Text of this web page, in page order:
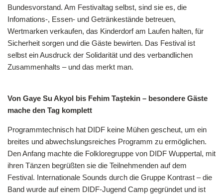
Bundesvorstand. Am Festivaltag selbst, sind sie es, die
Infomations-, Essen- und Getränkestände betreuen,
Wertmarken verkaufen, das Kinderdorf am Laufen halten, für
Sicherheit sorgen und die Gäste bewirten. Das Festival ist
selbst ein Ausdruck der Solidarität und des verbandlichen
Zusammenhalts – und das merkt man.
Von Gaye Su Akyol bis Fehim Taştekin – besondere Gäste
mache den Tag komplett
Programmtechnisch hat DIDF keine Mühen gescheut, um ein
breites und abwechslungsreiches Programm zu ermöglichen.
Den Anfang machte die Folkloregruppe von DIDF Wuppertal, mit
ihren Tänzen begrüßten sie die Teilnehmenden auf dem
Festival. Internationale Sounds durch die Gruppe Kontrast – die
Band wurde auf einem DIDF-Jugend Camp gegründet und ist